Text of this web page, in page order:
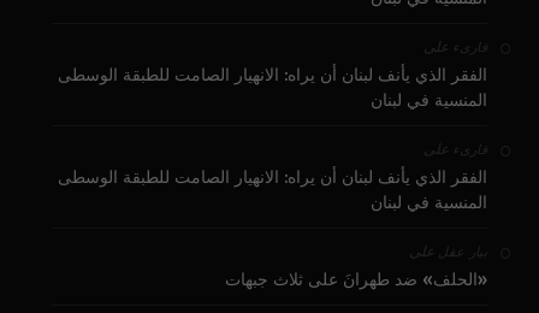
قارىء على
الفقر الذي يأنف لبنان أن يراه: الانهيار الصامت للطبقة الوسطى
المنسية في لبنان
قارىء على
الفقر الذي يأنف لبنان أن يراه: الانهيار الصامت للطبقة الوسطى
المنسية في لبنان
بيار عقل على
«الحلف» ضد طهرانَ على ثلاث جبهات